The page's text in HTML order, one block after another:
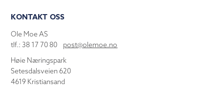
KONTAKT OSS
Ole Moe AS
tlf.: 38 17 70 80 post@olemoe.no
Høie Næringspark
Setesdalsveien 620
4619 Kristiansand